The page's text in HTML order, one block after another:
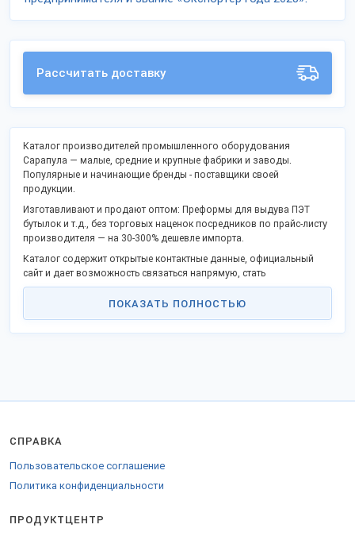
Рассчитать доставку
Каталог производителей промышленного оборудования
Сарапула — малые, средние и крупные фабрики и заводы.
Популярные и начинающие бренды - поставщики своей
продукции.
Изготавливают и продают оптом: Преформы для выдува ПЭТ
бутылок и т.д., без торговых наценок посредников по прайс-листу
производителя — на 30-300% дешевле импорта.
Каталог содержит открытые контактные данные, официальный
сайт и дает возможность связаться напрямую, стать
дистрибьютором в Вашем крае.
Российские производственные предприятия активно
поддерживают программу импортозамещения и модернизации,
ПОКАЗАТЬ ПОЛНОСТЬЮ
СПРАВКА
Пользовательское соглашение
Политика конфиденциальности
ПРОДУКТЦЕНТР